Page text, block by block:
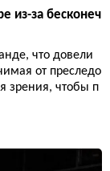
из-за бесконеч
что довели
от преследо
зрения, чтобы п